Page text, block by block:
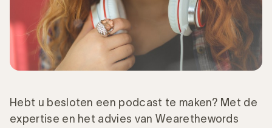
Hebt u besloten een podcast te maken? Met de
expertise en het advies van Wearethewords